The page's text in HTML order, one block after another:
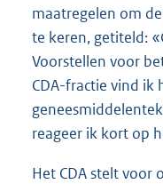
maatregelen om
te keren, getiteld:
Voorstellen voor
CDA-fractie vind ik
reageer ik kort op
Het CDA stelt voor